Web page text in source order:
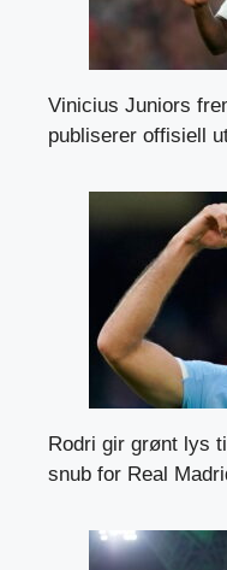
Vinicius Juniors
publiserer offisiell
Rodri gir grønt lys
snub for Real